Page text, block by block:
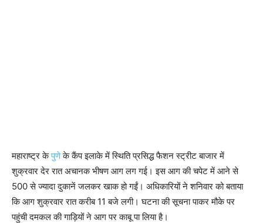
महाराष्‍ट्र केपुणेके कैंप इलाके में स्थिति प्रसिद्ध फैशन स्ट्रीट बाजार में
शुक्रवार देर रात अचानक भीषण आग लग गई। इस आग की चपेट में आने से
500 से ज्यादा दुकानें जलकर खाक हो गईं। अधिकारियों ने शनिवार को बताया
कि आग शुक्रवार रात करीब 11 बजे लगी। घटना की सूचना पाकर मौके पर
पहुंची दमकल की गाड़ियों ने आग पर काबू पा लिया है।